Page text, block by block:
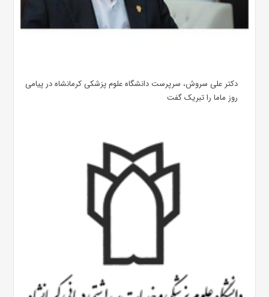
دکتر علی سروش، سرپرست دانشگاه علوم پزشکی کرمانشاه در پیامی
روز ماما را تبریک گفت